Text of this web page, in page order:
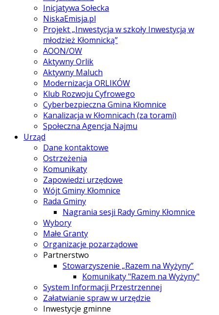
Inicjatywa Sołecka
NiskaEmisja.pl
Projekt „Inwestycja w szkoły Inwestycją w
młodzież Kłomnicką”
AOON/OW
Aktywny Orlik
Aktywny Maluch
Modernizacja ORLIKÓW
Klub Rozwoju Cyfrowego
Cyberbezpieczna Gmina Kłomnice
Kanalizacja w Kłomnicach (za torami)
Społeczna Agencja Najmu
Urząd
Dane kontaktowe
Ostrzeżenia
Komunikaty
Zapowiedzi urzędowe
Wójt Gminy Kłomnice
Rada Gminy
Nagrania sesji Rady Gminy Kłomnice
Wybory
Małe Granty
Organizacje pozarządowe
Partnerstwo
Stowarzyszenie „Razem na Wyżyny”
Komunikaty "Razem na Wyżyny"
System Informacji Przestrzennej
Załatwianie spraw w urzędzie
Inwestycje gminne